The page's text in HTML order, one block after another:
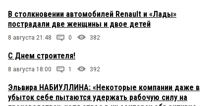
В столкновении автомобилей Renault и «Лады»
пострадали две женщины и двое детей
8 августа 21:48 0 382
С Днем строителя!
8 августа 18:00 1 392
Эльвира НАБИУЛЛИНА: «Некоторые компании даже в
убыток себе пытаются удержать рабочую силу на